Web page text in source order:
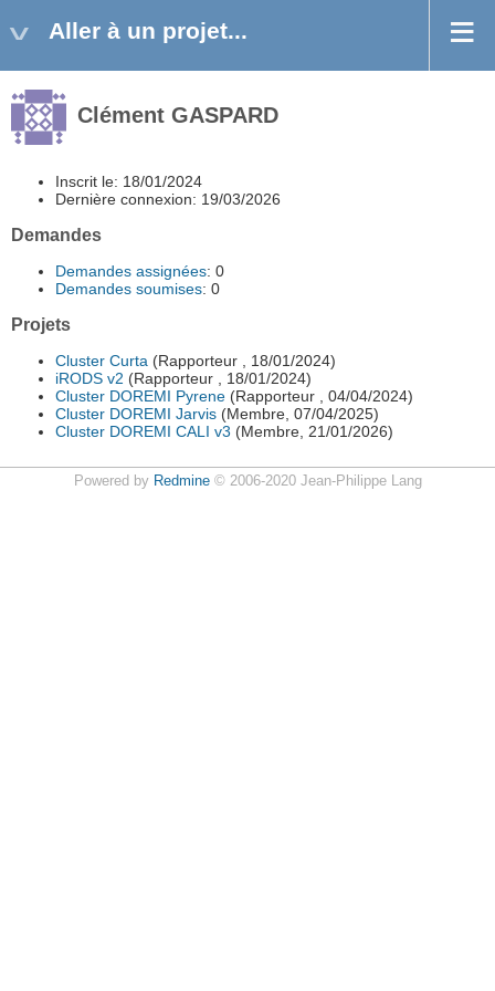
Aller à un projet...
Clément GASPARD
Inscrit le: 18/01/2024
Dernière connexion: 19/03/2026
Demandes
Demandes assignées: 0
Demandes soumises: 0
Projets
Cluster Curta (Rapporteur , 18/01/2024)
iRODS v2 (Rapporteur , 18/01/2024)
Cluster DOREMI Pyrene (Rapporteur , 04/04/2024)
Cluster DOREMI Jarvis (Membre, 07/04/2025)
Cluster DOREMI CALI v3 (Membre, 21/01/2026)
Powered by Redmine© 2006-2020 Jean-Philippe Lang